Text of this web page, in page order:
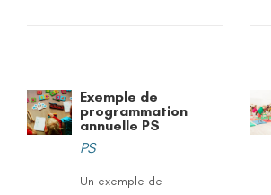
Exemple de
programmation
annuelle PS
PS
Un exemple de